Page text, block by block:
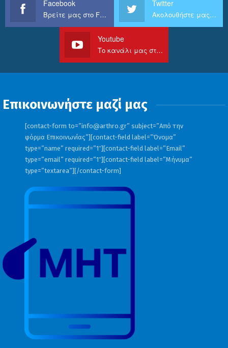
Facebook
Βρείτε μας στο Facebook
Twitter
Ακολουθήστε μας στο Twitter
Youtube
Το κανάλι μας στο Youtube
Επικοινωνήστε μαζί μας
[contact-form to=”info@arthro.gr” subject=”Από την
φόρμα Επικοινωνίας”][contact-field label=”Όνομα”
type=”name” required=”1″][contact-field label=”Email”
type=”email” required=”1″][contact-field label=”Μήνυμα”
type=”textarea”][/contact-form]